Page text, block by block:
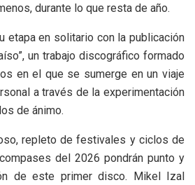
durante lo que resta de año.
etapa en solitario con la publicación
un trabajo discográfico formado
en el que se sumerge en un viaje
a través de la experimentación
de ánimo.
repleto de festivales y ciclos de
del 2026 pondrán punto y
de este primer disco. Mikel Izal